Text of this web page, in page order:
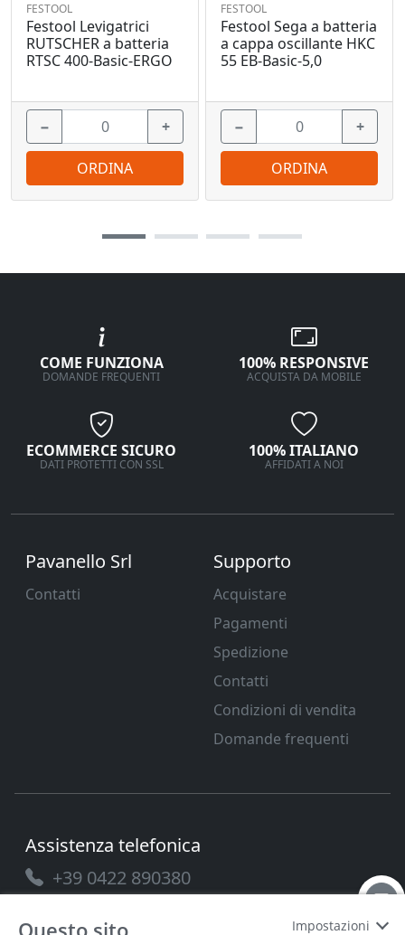
FESTOOL
Festool Levigatrici
RUTSCHER a batteria
RTSC 400-Basic-ERGO
− +
ORDINA
FESTOOL
Festool Sega a batteria
a cappa oscillante HKC
55 EB-Basic-5,0
− +
ORDINA
COME FUNZIONA
DOMANDE FREQUENTI
100% RESPONSIVE
ACQUISTA DA MOBILE
ECOMMERCE SICURO
DATI PROTETTI CON SSL
100% ITALIANO
AFFIDATI A NOI
Pavanello Srl
Contatti
Supporto
Acquistare
Pagamenti
Spedizione
Contatti
Condizioni di vendita
Domande frequenti
Assistenza telefonica
+39 0422 890380
Questo sito Impostazioni